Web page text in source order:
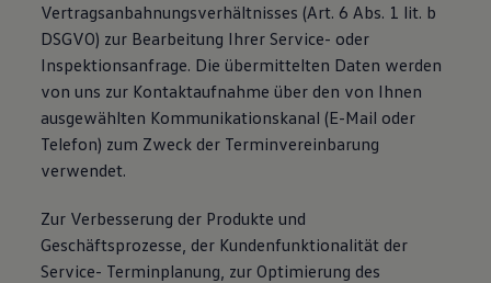
Vertragsanbahnungsverhältnisses (Art. 6 Abs. 1 lit. b
DSGVO) zur Bearbeitung Ihrer Service- oder
Inspektionsanfrage. Die übermittelten Daten werden
von uns zur Kontaktaufnahme über den von Ihnen
ausgewählten Kommunikationskanal (E-Mail oder
Telefon) zum Zweck der Terminvereinbarung
verwendet.
Zur Verbesserung der Produkte und
Geschäftsprozesse, der Kundenfunktionalität der
Service- Terminplanung, zur Optimierung des